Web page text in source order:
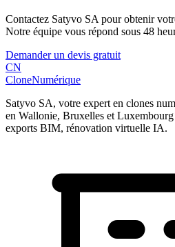
Contactez Satyvo SA pour obtenir
Notre équipe vous répond sous 48
Demander un devis gratuit
CN
CloneNumérique
Satyvo SA, votre expert en clones
en Wallonie, Bruxelles et
exports BIM, rénovation virtuelle IA.